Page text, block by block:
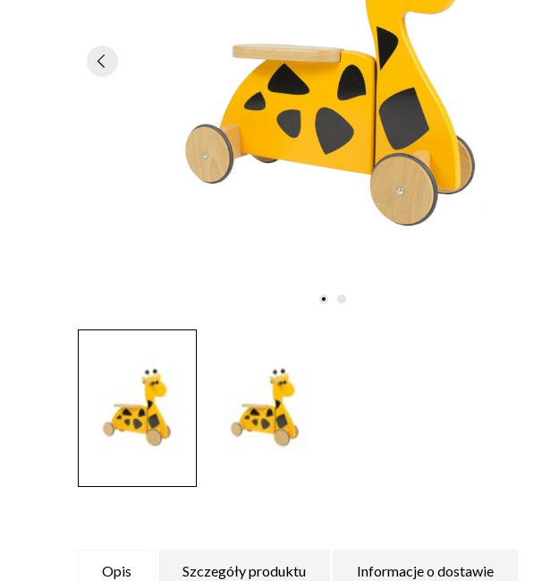
Opis Szczegóły produktu Informacje o dostawie